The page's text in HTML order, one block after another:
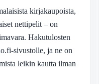
kirjakaupoista,
nettipelit – on
Hakutulosten
sivustolle, ja ne on
leikin kautta ilman